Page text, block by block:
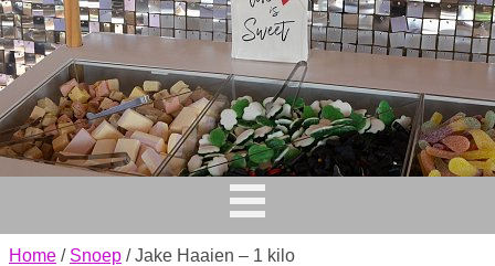
Home / Snoep / Jake Haaien – 1 kilo